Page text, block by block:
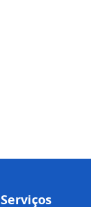
Serviços